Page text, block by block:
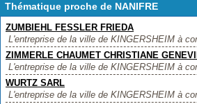
Thématique proche de NANIFRE
ZUMBIEHL FESSLER FRIEDA
L'entreprise de la ville de KINGERSHEIM à
ZIMMERLE CHAUMET CHRISTIANE
L'entreprise de la ville de KINGERSHEIM à
WURTZ SARL
L'entreprise de la ville de KINGERSHEIM à